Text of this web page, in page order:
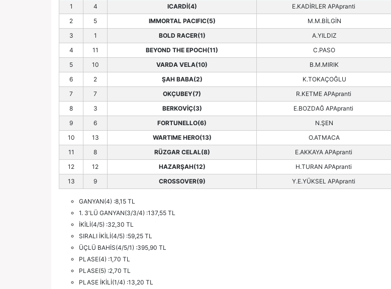
1
4 ICARDİ(4) E.KADİRLER APApranti
2
5 IMMORTAL PACIFIC(5) M.M.BİLGİN
3
1 BOLD RACER(1) A.YILDIZ
4
11 BEYOND THE EPOCH(11) C.PASO
5
10 VARDA VELA(10) B.M.MIRIK
6
2 ŞAH BABA(2) K.TOKAÇOĞLU
7
7 OKÇUBEY(7) R.KETME APApranti
8
3 BERKOVİÇ(3) E.BOZDAĞ APApranti
9
6 FORTUNELLO(6) N.ŞEN
10
13 WARTIME HERO(13) O.ATMACA
11
8 RÜZGAR CELAL(8) E.AKKAYA APApranti
12
12 HAZARŞAH(12) H.TURAN APApranti
13
9 CROSSOVER(9) Y.E.YÜKSEL APApranti
GANYAN(4) :8,15 TL
1. 3'LÜ GANYAN(3/3/4) :137,55 TL
İKİLİ(4/5) :32,30 TL
SIRALI İKİLİ(4/5) :59,25 TL
ÜÇLÜ BAHİS(4/5/1) :395,90 TL
PLASE(4) :1,70 TL
PLASE(5) :2,70 TL
PLASE İKİLİ(1/4) :13,20 TL